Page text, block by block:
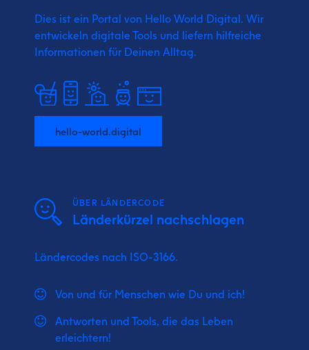
Dies ist ein Portal von Hello World Digital. Wir
entwickeln digitale Tools und liefern hilfreiche
Informationen für Deinen Alltag.
hello-world.digital
ÜBER LÄNDERCODE
Länderkürzel nachschlagen
Ländercodes nach ISO-3166.
Von und für Menschen wie Du und ich!
Antworten und Tools, die das Leben
erleichtern!